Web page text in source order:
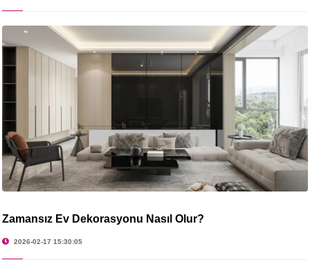
Zamansız Ev Dekorasyonu Nasıl Olur?
2026-02-17 15:30:05